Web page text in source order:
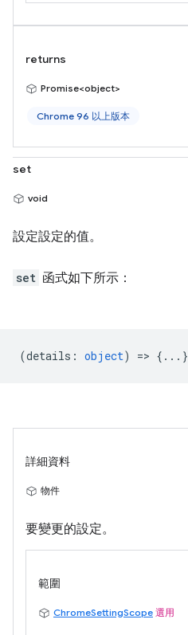
returns
Promise<object>
Chrome 96 以上版本
set
void
設定設定的值。
set 函式如下所示：
(details : object) => {...}
詳細資料
物件
要變更的設定。
範圍
ChromeSettingScope 選用